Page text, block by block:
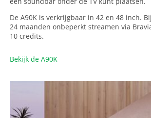
De A90K is verkrijgbaar in 42 en 48 inch.
24 maanden onbeperkt streamen via
10 credits.
Bekijk de A90K